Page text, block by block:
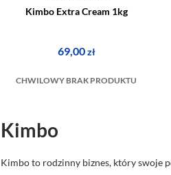
Kimbo Extra Cream 1kg
69,00zł
CHWILOWY BRAK PRODUKTU
Kimbo
Kimbo to rodzinny biznes, który swoje